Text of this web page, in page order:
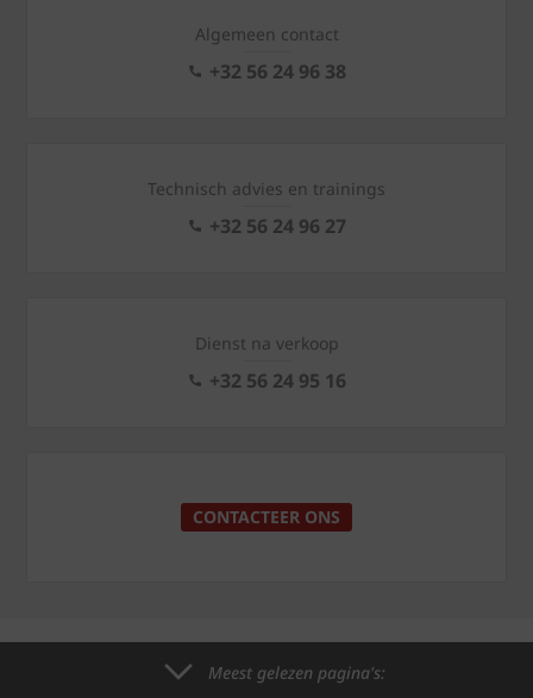
Algemeen contact
+32 56 24 96 38
Technisch advies en trainings
+32 56 24 96 27
Dienst na verkoop
+32 56 24 95 16
CONTACTEER ONS
Meest gelezen pagina's: